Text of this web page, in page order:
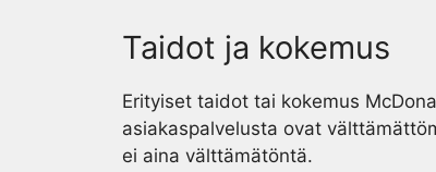
Taidot ja kokemus
Erityiset taidot tai kokemus
asiakaspalvelusta ovat
ei aina välttämätöntä.